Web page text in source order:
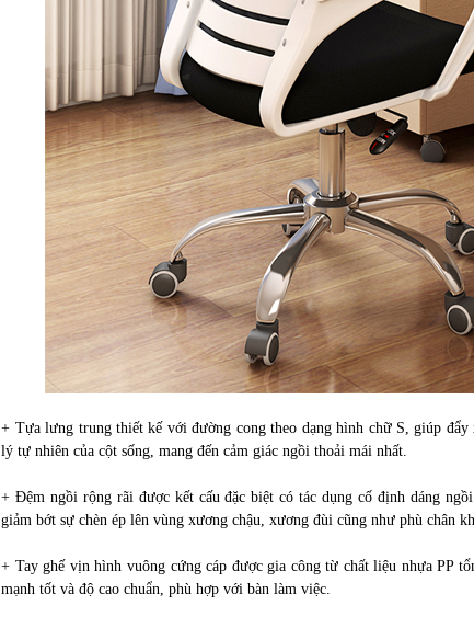
+ Tựa lưng trung thiết kế với đường cong theo dạng hình chữ S, giúp
lý tự nhiên của cột sống, mang đến cảm giác ngồi thoải mái nhất.
+ Đệm ngồi rộng rãi được kết cấu đặc biệt có tác dụng cố định dáng
giảm bớt sự chèn ép lên vùng xương chậu, xương đùi cũng như phù chân
+ Tay ghế vịn hình vuông cứng cáp được gia công từ chất liệu nhựa PP
mạnh tốt và độ cao chuẩn, phù hợp với bàn làm việc.